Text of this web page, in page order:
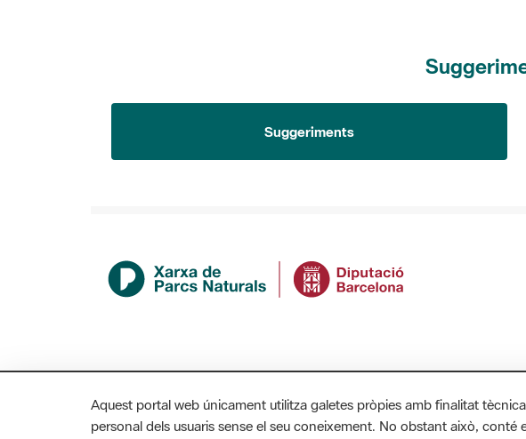
Suggeriments
Aquest portal web únicament utilitza galetes pròpies amb finalitat
personal dels usuaris sense el seu coneixement. No obstant això, conté